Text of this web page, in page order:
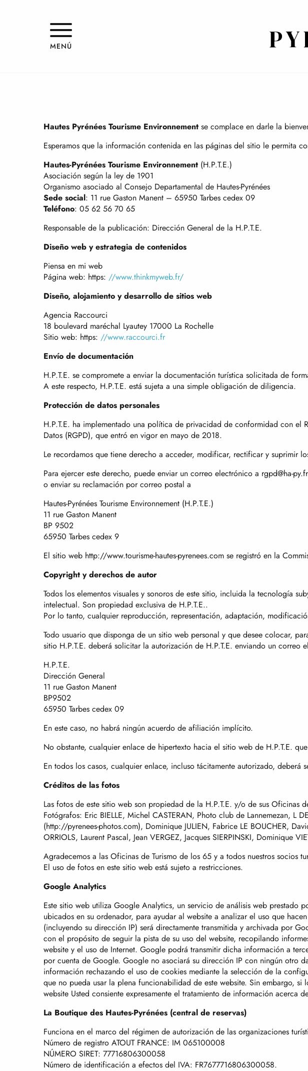
MENÚ
Hautes Pyrénées Tourisme Environnement se complace en darle la
Esperamos que la información contenida en las páginas del sitio le permita
Hautes-Pyrénées Tourisme Environnement (H.P.T.E.)
Asociación según la ley de 1901
Organismo asociado al Consejo Departamental de Hautes-Pyrénées
Sede social: 11 rue Gaston Manent – 65950 Tarbes cedex 09
Teléfono: 05 62 56 70 65
Responsable de la publicación: Dirección General de la H.P.T.E.
Diseño web y estrategia de contenidos
Piensa en mi web
Página web: https: //www.thinkmyweb.fr/
Diseño, alojamiento y desarrollo de sitios web
Agencia Raccourci
18 boulevard maréchal Lyautey 17000 La Rochelle
Sitio web: https: //www.raccourci.fr
Envío de documentación
H.P.T.E. se compromete a enviar la documentación turística solicitada de
A este respecto, H.P.T.E. está sujeta a una simple obligación de diligencia.
Protección de datos personales
H.P.T.E. ha implementado una política de privacidad de conformidad con
Datos (RGPD), que entró en vigor en mayo de 2018.
Le recordamos que tiene derecho a acceder, modificar, rectificar y suprimir
Para ejercer este derecho, puede enviar un correo electrónico a rgpd@ha-py.fr
o enviar su reclamación por correo postal a
Hautes-Pyrénées Tourisme Environnement (H.P.T.E.)
11 rue Gaston Manent
BP 9502
65950 Tarbes cedex 9
El sitio web http://www.tourisme-hautes-pyrenees.com se registró en la
Copyright y derechos de autor
Todos los elementos visuales y sonoros de este sitio, incluida la tecnología
intelectual. Son propiedad exclusiva de H.P.T.E..
Por lo tanto, cualquier reproducción, representación, adaptación,
Todo usuario que disponga de un sitio web personal y que desee colocar,
sitio H.P.T.E. deberá solicitar la autorización de H.P.T.E. enviando un correo
H.P.T.E.
Dirección General
11 rue Gaston Manent
BP9502
65950 Tarbes cedex 09
En este caso, no habrá ningún acuerdo de afiliación implícito.
No obstante, cualquier enlace de hipertexto hacia el sitio web de H.P.T.E.
En todos los casos, cualquier enlace, incluso tácitamente autorizado, deberá
Créditos de las fotos
Las fotos de este sitio web son propiedad de la H.P.T.E. y/o de sus Oficinas
Fotógrafos: Eric BIELLE, Michel CASTERAN, Photo club de Lannemezan, L
(http://pyrenees-photos.com), Dominique JULIEN, Fabrice LE BOUCHER,
ORRIOLS, Laurent Pascal, Jean VERGEZ, Jacques SIERPINSKI, Dominique
Agradecemos a las Oficinas de Turismo de los 65 y a todos nuestros socios
El uso de fotos en este sitio web está sujeto a restricciones.
Google Analytics
Este sitio web utiliza Google Analytics, un servicio de análisis web
ubicados en su ordenador, para ayudar al website a analizar el uso que
(incluyendo su dirección IP) será directamente transmitida y archivada por
con el propósito de seguir la pista de su uso del website, recopilando
website y el uso de Internet. Google podrá transmitir dicha información a
por cuenta de Google. Google no asociará su dirección IP con ningún otro
información rechazando el uso de cookies mediante la selección de la
que no pueda usar la plena funcionabilidad de este website. Sin embargo,
website Usted consiente expresamente el tratamiento de información
La Boutique des Hautes-Pyrénées (central de reservas)
Funciona en el marco del régimen de autorización de las organizaciones
Número de registro ATOUT FRANCE: IM 065100008
NÚMERO SIRET: 77716806300058
Número de identificación a efectos del IVA: FR7677716806300058.